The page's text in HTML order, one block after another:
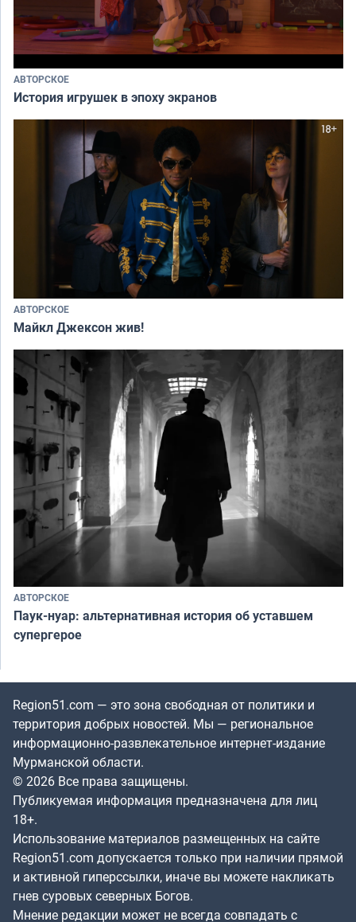
АВТОРСКОЕ
История игрушек в эпоху экранов
АВТОРСКОЕ
Майкл Джексон жив!
АВТОРСКОЕ
Паук-нуар: альтернативная история об уставшем
супергерое
Region51.com — это зона свободная от политики и
территория добрых новостей. Мы — региональное
информационно-развлекательное интернет-издание
Мурманской области.
© 2026 Все права защищены.
Публикуемая информация предназначена для лиц
18+.
Использование материалов размещенных на сайте
Region51.com допускается только при наличии прямой
и активной гиперссылки, иначе вы можете накликать
гнев суровых северных Богов.
Мнение редакции может не всегда совпадать с